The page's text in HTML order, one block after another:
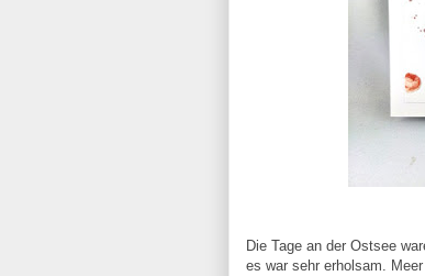
Die Tage an der Ostsee
es war sehr erholsam.